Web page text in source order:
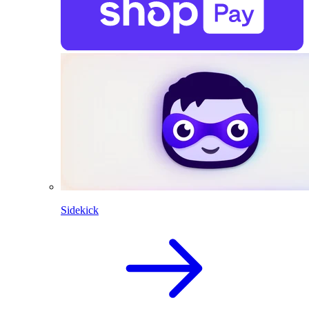
Sidekick